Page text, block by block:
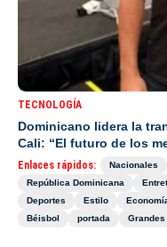
TECNOLOGÍA
Dominicano lidera la
Cali: “El futuro de los
Enlaces rápidos: Nacionales
República Dominicana
Deportes
Estilo
Béisbol
portada Grandes